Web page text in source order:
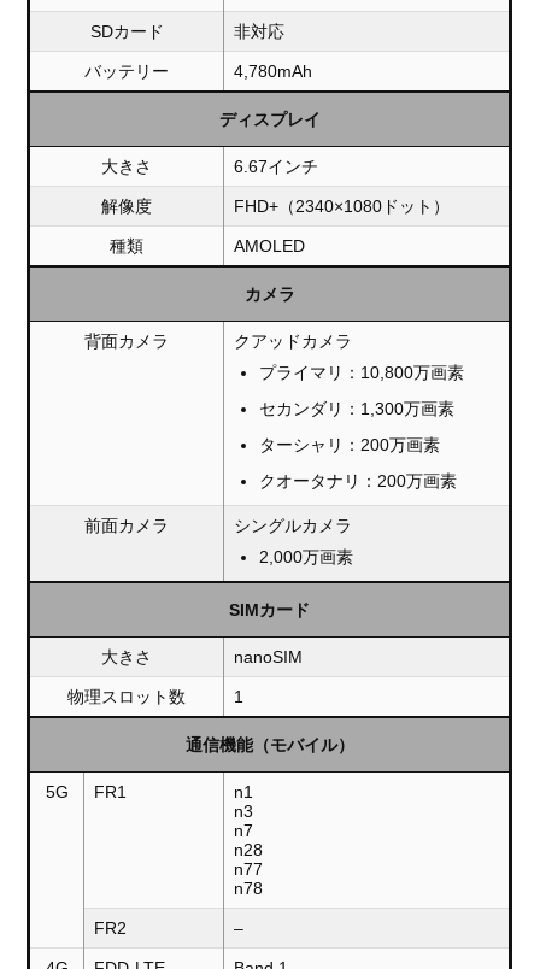
SDカード 非対応
バッテリー 4,780mAh
ディスプレイ
大きさ 6.67インチ
解像度 FHD+（2340×1080ドット）
種類 AMOLED
カメラ
背面カメラ
クアッドカメラ
プライマリ：10,800万画素
セカンダリ：1,300万画素
ターシャリ：200万画素
クオータナリ：200万画素
前面カメラ
シングルカメラ
2,000万画素
SIMカード
大きさ nanoSIM
物理スロット数 1
通信機能（モバイル）
5G FR1
n1
n3
n7
n28
n77
n78
FR2 –